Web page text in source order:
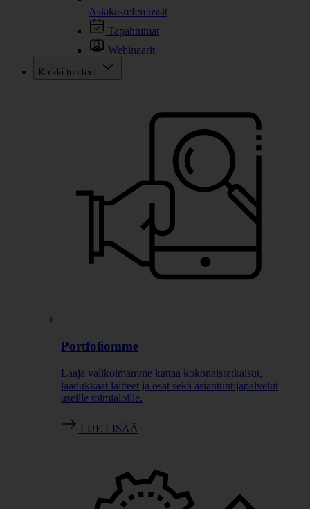
Asiakasreferenssit
Tapahtumat
Webinaarit
Kaikki tuotteet
Portfoliomme
Laaja valikoimamme kattaa kokonaisratkaisut,
laadukkaat laitteet ja osat sekä asiantuntijapalvelut
useille toimialoille.
LUE LISÄÄ